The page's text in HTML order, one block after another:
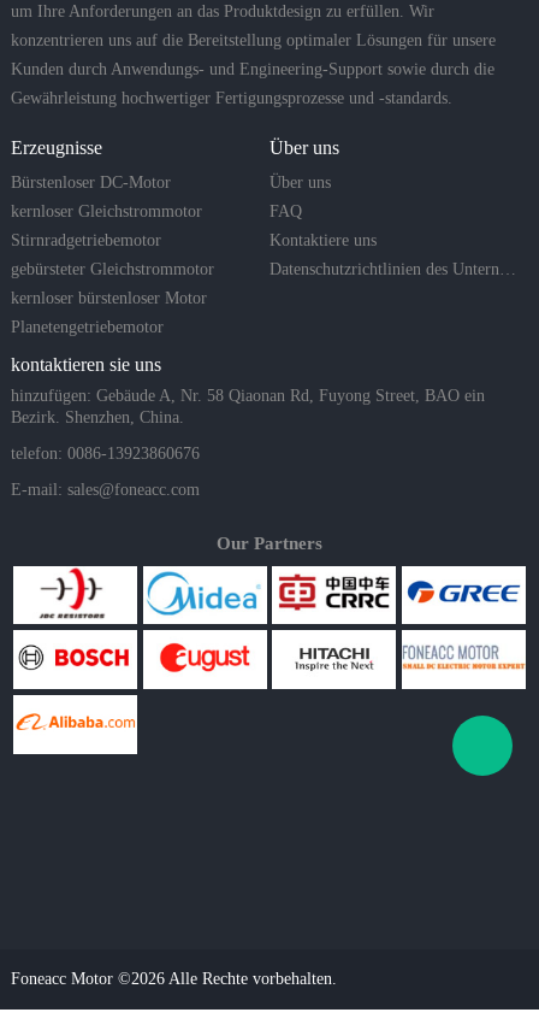
um Ihre Anforderungen an das Produktdesign zu erfüllen. Wir
konzentrieren uns auf die Bereitstellung optimaler Lösungen für unsere
Kunden durch Anwendungs- und Engineering-Support sowie durch die
Gewährleistung hochwertiger Fertigungsprozesse und -standards.
Erzeugnisse
Bürstenloser DC-Motor
kernloser Gleichstrommotor
Stirnradgetriebemotor
gebürsteter Gleichstrommotor
kernloser bürstenloser Motor
Planetengetriebemotor
Über uns
Über uns
FAQ
Kontaktiere uns
kontaktieren sie uns
hinzufügen: Gebäude A, Nr. 58 Qiaonan Rd, Fuyong Street, BAO ein
Bezirk. Shenzhen, China.
telefon: 0086-13923860676
E-mail: sales@foneacc.com
Our Partners
Foneacc Motor ©2026 Alle Rechte vorbehalten.